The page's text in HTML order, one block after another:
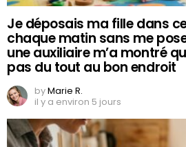
Je déposais ma fille dans
chaque matin sans me
une auxiliaire m’a montré
pas du tout au bon endroit
byMarie R.
il y a environ 5 jours